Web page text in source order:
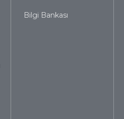
Bilgi Bankası